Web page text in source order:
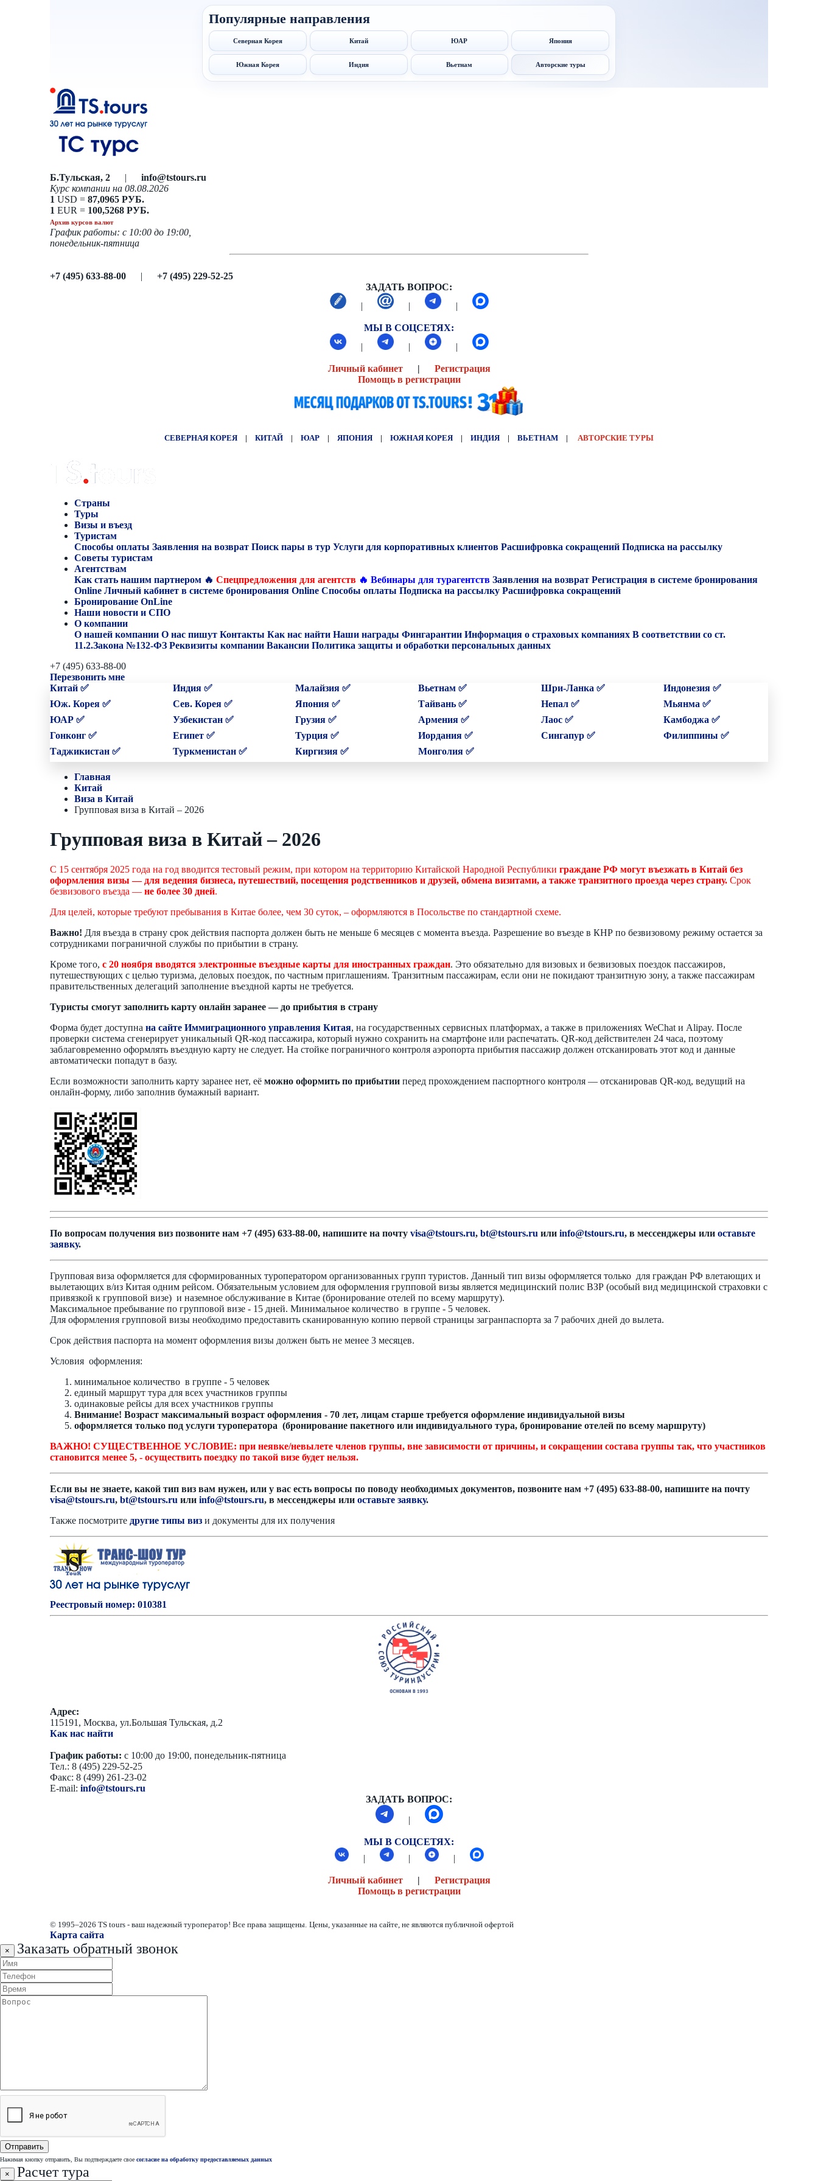
Популярные направления
Северная Корея Китай ЮАР Япония
Южная Корея Индия Вьетнам Авторские туры
Б.Тульская, 2 | info@tstours.ru
Курс компании на 08.08.2026
1 USD = 87,0965 РУБ.
1 EUR = 100,5268 РУБ.
Архив курсов валют
График работы: с 10:00 до 19:00,
понедельник-пятница
+7 (495) 633-88-00 | +7 (495) 229-52-25
ЗАДАТЬ ВОПРОС:
|
| |
МЫ В СОЦСЕТЯХ:
|
| |
Личный кабинет| Регистрация
Помощь в регистрации
СЕВЕРНАЯ КОРЕЯ | КИТАЙ | ЮАР | ЯПОНИЯ | ЮЖНАЯ КОРЕЯ | ИНДИЯ | ВЬЕТНАМ | АВТОРСКИЕ ТУРЫ
Страны
Туры
Визы и въезд
Туристам
Способы оплаты Заявления на возврат Поиск пары в тур Услуги для корпоративных клиентов Расшифровка сокращений Подписка на рассылку
Советы туристам
Агентствам
Как стать нашим партнером 🔥 Спецпредложения для агентств 🔥 Вебинары для турагентств Заявления на возврат Регистрация в системе бронирования
Online Личный кабинет в системе бронирования Online Способы оплаты Подписка на рассылку Расшифровка сокращений
Бронирование OnLine
Наши новости и СПО
О компании
О нашей компании О нас пишут Контакты Как нас найти Наши награды Фингарантии Информация о страховых компаниях В соответствии со ст.
11.2.Закона №132-ФЗ Реквизиты компании Вакансии Политика защиты и обработки персональных данных
+7 (495) 633-88-00
Перезвонить мне
Китай ✅
Индия ✅ Малайзия ✅ Вьетнам ✅ Шри-Ланка ✅
Индонезия ✅
Юж. Корея ✅
Сев. Корея ✅ Япония ✅ Тайвань ✅ Непал ✅
Мьянма ✅
ЮАР ✅
Узбекистан ✅ Грузия ✅ Армения ✅ Лаос ✅
Камбоджа ✅
Гонконг ✅
Египет ✅ Турция ✅ Иордания ✅ Сингапур ✅
Филиппины ✅
Таджикистан ✅
Туркменистан ✅ Киргизия ✅ Монголия ✅
Главная
Китай
Виза в Китай
Групповая виза в Китай – 2026
Групповая виза в Китай – 2026
C 15 сентября 2025 года на год вводится тестовый режим, при котором на территорию Китайской Народной Республики граждане РФ могут въезжать в Китай без
оформления визы — для ведения бизнеса, путешествий, посещения родственников и друзей, обмена визитами, а также транзитного проезда через страну. Срок
безвизового въезда — не более 30 дней.
Для целей, которые требуют пребывания в Китае более, чем 30 суток, – оформляются в Посольстве по стандартной схеме.
Важно! Для въезда в страну срок действия паспорта должен быть не меньше 6 месяцев с момента въезда. Разрешение во въезде в КНР по безвизовому режиму остается за
сотрудниками пограничной службы по прибытии в страну.
Кроме того, с 20 ноября вводятся электронные въездные карты для иностранных граждан. Это обязательно для визовых и безвизовых поездок пассажиров,
путешествующих с целью туризма, деловых поездок, по частным приглашениям. Транзитным пассажирам, если они не покидают транзитную зону, а также пассажирам
правительственных делегаций заполнение въездной карты не требуется.
Туристы смогут заполнить карту онлайн заранее — до прибытия в страну
Форма будет доступна на сайте Иммиграционного управления Китая, на государственных сервисных платформах, а также в приложениях WeChat и Alipay. После
проверки система сгенерирует уникальный QR-код пассажира, который нужно сохранить на смартфоне или распечатать. QR-код действителен 24 часа, поэтому
заблаговременно оформлять въездную карту не следует. На стойке пограничного контроля аэропорта прибытия пассажир должен отсканировать этот код и данные
автоматически попадут в базу.
Если возможности заполнить карту заранее нет, её можно оформить по прибытии перед прохождением паспортного контроля — отсканировав QR-код, ведущий на
онлайн-форму, либо заполнив бумажный вариант.
По вопросам получения виз позвоните нам +7 (495) 633-88-00, напишите на почту visa@tstours.ru, bt@tstours.ru или info@tstours.ru, в мессенджеры или оставьте
заявку.
Групповая виза оформляется для сформированных туроператором организованных групп туристов. Данный тип визы оформляется только для граждан РФ влетающих и
вылетающих в/из Китая одним рейсом. Обязательным условием для оформления групповой визы является медицинский полис ВЗР (особый вид медицинской страховки с
привязкой к групповой визе) и наземное обслуживание в Китае (бронирование отелей по всему маршруту).
Максимальное пребывание по групповой визе - 15 дней. Минимальное количество в группе - 5 человек.
Для оформления групповой визы необходимо предоставить сканированную копию первой страницы загранпаспорта за 7 рабочих дней до вылета.
Срок действия паспорта на момент оформления визы должен быть не менее 3 месяцев.
Условия оформления:
минимальное количество в группе - 5 человек
единый маршрут тура для всех участников группы
одинаковые рейсы для всех участников группы
Внимание! Возраст максимальный возраст оформления - 70 лет, лицам старше требуется оформление индивидуальной визы
оформляется только под услуги туроператора (бронирование пакетного или индивидуального тура, бронирование отелей по всему маршруту)
ВАЖНО! СУЩЕСТВЕННОЕ УСЛОВИЕ: при неявке/невылете членов группы, вне зависимости от причины, и сокращении состава группы так, что участников
становится менее 5, - осуществить поездку по такой визе будет нельзя.
Если вы не знаете, какой тип виз вам нужен, или у вас есть вопросы по поводу необходимых документов, позвоните нам +7 (495) 633-88-00, напишите на почту
visa@tstours.ru, bt@tstours.ru или info@tstours.ru, в мессенджеры или оставьте заявку.
Также посмотрите другие типы виз и документы для их получения
Реестровый номер: 010381
Адрес:
115191, Москва, ул.Большая Тульская, д.2
Как нас найти
График работы: с 10:00 до 19:00, понедельник-пятница
Тел.: 8 (495) 229-52-25
Факс: 8 (499) 261-23-02
E-mail: info@tstours.ru
ЗАДАТЬ ВОПРОС:
|
МЫ В СОЦСЕТЯХ:
|
| |
Личный кабинет| Регистрация
Помощь в регистрации
© 1995–2026 TS tours - ваш надежный туроператор! Все права защищены. Цены, указанные на сайте, не являются публичной офертой
Карта сайта
× Заказать обратный звонок
Нажимая кнопку отправить, Вы подтверждаете свое согласие на обработку предоставляемых данных
× Расчет тура